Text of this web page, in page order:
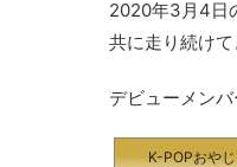
2020年3月4日
共に走り続けて
デビューメン
K-POPおやじ